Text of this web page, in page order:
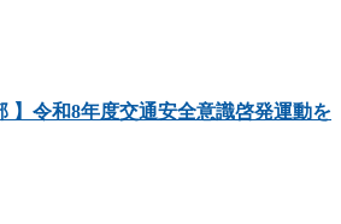
】令和8年度交通安全意識啓発運動を